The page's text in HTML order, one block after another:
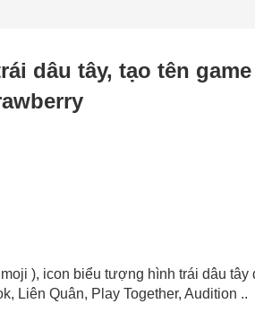
dâu tây, tạo tên
), icon biểu tượng hình trái dâu
Liên Quân, Play Together, Audition ..